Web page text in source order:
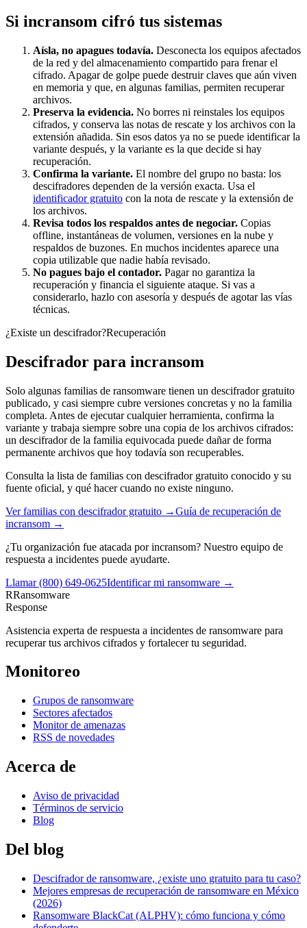
Si incransom cifró tus sistemas
Aísla, no apagues todavía. Desconecta los equipos afectados
de la red y del almacenamiento compartido para frenar el
cifrado. Apagar de golpe puede destruir claves que aún viven
en memoria y que, en algunas familias, permiten recuperar
archivos.
Preserva la evidencia. No borres ni reinstales los equipos
cifrados, y conserva las notas de rescate y los archivos con la
extensión añadida. Sin esos datos ya no se puede identificar la
variante después, y la variante es la que decide si hay
recuperación.
Confirma la variante. El nombre del grupo no basta: los
descifradores dependen de la versión exacta. Usa el
identificador gratuito con la nota de rescate y la extensión de
los archivos.
Revisa todos los respaldos antes de negociar. Copias
offline, instantáneas de volumen, versiones en la nube y
respaldos de buzones. En muchos incidentes aparece una
copia utilizable que nadie había revisado.
No pagues bajo el contador. Pagar no garantiza la
recuperación y financia el siguiente ataque. Si vas a
considerarlo, hazlo con asesoría y después de agotar las vías
técnicas.
¿Existe un descifrador?Recuperación
Descifrador para incransom
Solo algunas familias de ransomware tienen un descifrador gratuito
publicado, y casi siempre cubre versiones concretas y no la familia
completa. Antes de ejecutar cualquier herramienta, confirma la
variante y trabaja siempre sobre una copia de los archivos cifrados:
un descifrador de la familia equivocada puede dañar de forma
permanente archivos que hoy todavía son recuperables.
Consulta la lista de familias con descifrador gratuito conocido y su
fuente oficial, y qué hacer cuando no existe ninguno.
Ver familias con descifrador gratuito →Guía de recuperación de
incransom →
¿Tu organización fue atacada porincransom? Nuestro equipo de
respuesta a incidentes puede ayudarte.
Llamar(800) 649-0625Identificar mi ransomware →
RRansomware
Response
Asistencia experta de respuesta a incidentes de ransomware para
recuperar tus archivos cifrados y fortalecer tu seguridad.
Monitoreo
Grupos de ransomware
Sectores afectados
Monitor de amenazas
RSS de novedades
Acerca de
Aviso de privacidad
Términos de servicio
Blog
Del blog
Descifrador de ransomware, ¿existe uno gratuito para tu caso?
Mejores empresas de recuperación de ransomware en México
(2026)
Ransomware BlackCat (ALPHV): cómo funciona y cómo